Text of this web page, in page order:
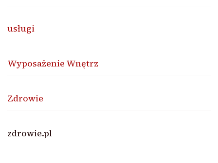
usługi
Wyposażenie Wnętrz
Zdrowie
zdrowie.pl